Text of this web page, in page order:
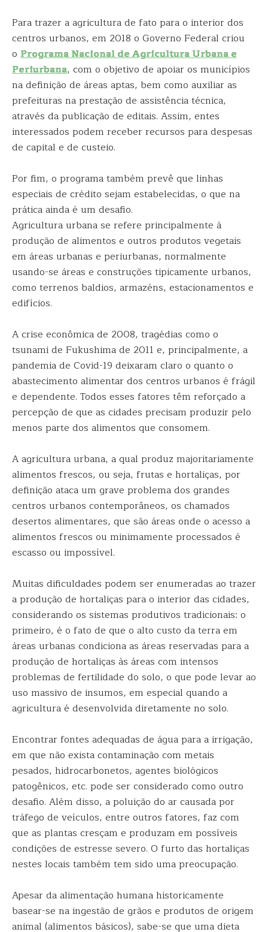
Para trazer a agricultura de fato para o interior dos
centros urbanos, em 2018 o Governo Federal criou
o Programa Nacional de Agricultura Urbana e
Periurbana, com o objetivo de apoiar os municípios
na definição de áreas aptas, bem como auxiliar as
prefeituras na prestação de assistência técnica,
através da publicação de editais. Assim, entes
interessados podem receber recursos para despesas
de capital e de custeio.
Por fim, o programa também prevê que linhas
especiais de crédito sejam estabelecidas, o que na
prática ainda é um desafio.
Agricultura urbana se refere principalmente à
produção de alimentos e outros produtos vegetais
em áreas urbanas e periurbanas, normalmente
usando-se áreas e construções tipicamente urbanos,
como terrenos baldios, armazéns, estacionamentos e
edifícios.
A crise econômica de 2008, tragédias como o
tsunami de Fukushima de 2011 e, principalmente, a
pandemia de Covid-19 deixaram claro o quanto o
abastecimento alimentar dos centros urbanos é frágil
e dependente. Todos esses fatores têm reforçado a
percepção de que as cidades precisam produzir pelo
menos parte dos alimentos que consomem.
A agricultura urbana, a qual produz majoritariamente
alimentos frescos, ou seja, frutas e hortaliças, por
definição ataca um grave problema dos grandes
centros urbanos contemporâneos, os chamados
desertos alimentares, que são áreas onde o acesso a
alimentos frescos ou minimamente processados é
escasso ou impossível.
Muitas dificuldades podem ser enumeradas ao trazer
a produção de hortaliças para o interior das cidades,
considerando os sistemas produtivos tradicionais: o
primeiro, é o fato de que o alto custo da terra em
áreas urbanas condiciona as áreas reservadas para a
produção de hortaliças às áreas com intensos
problemas de fertilidade do solo, o que pode levar ao
uso massivo de insumos, em especial quando a
agricultura é desenvolvida diretamente no solo.
Encontrar fontes adequadas de água para a irrigação,
em que não exista contaminação com metais
pesados, hidrocarbonetos, agentes biológicos
patogênicos, etc. pode ser considerado como outro
desafio. Além disso, a poluição do ar causada por
tráfego de veículos, entre outros fatores, faz com
que as plantas cresçam e produzam em possíveis
condições de estresse severo. O furto das hortaliças
nestes locais também tem sido uma preocupação.
Apesar da alimentação humana historicamente
basear-se na ingestão de grãos e produtos de origem
animal (alimentos básicos), sabe-se que uma dieta